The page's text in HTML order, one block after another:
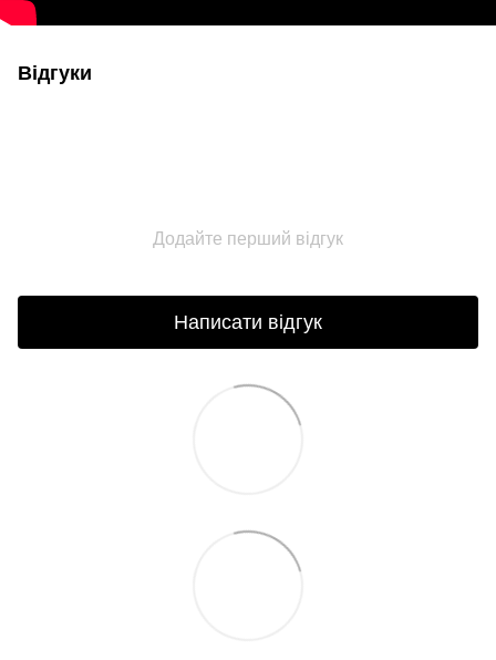
Відгуки
Додайте перший відгук
Написати відгук